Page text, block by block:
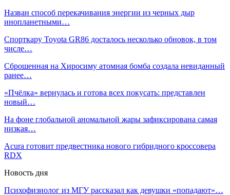
Назван способ перекачивания энергии из черных дыр
инопланетными…
Спорткару Toyota GR86 досталось несколько обновок, в том
числе…
Сброшенная на Хиросиму атомная бомба создала невиданный
ранее…
«Пчёлка» вернулась и готова всех покусать: представлен
новый…
На фоне глобальной аномальной жары зафиксирована самая
низкая…
Acura готовит предвестника нового гибридного кроссовера
RDX
Новость дня
Психофизиолог из МГУ рассказал как девушки «попадают»…